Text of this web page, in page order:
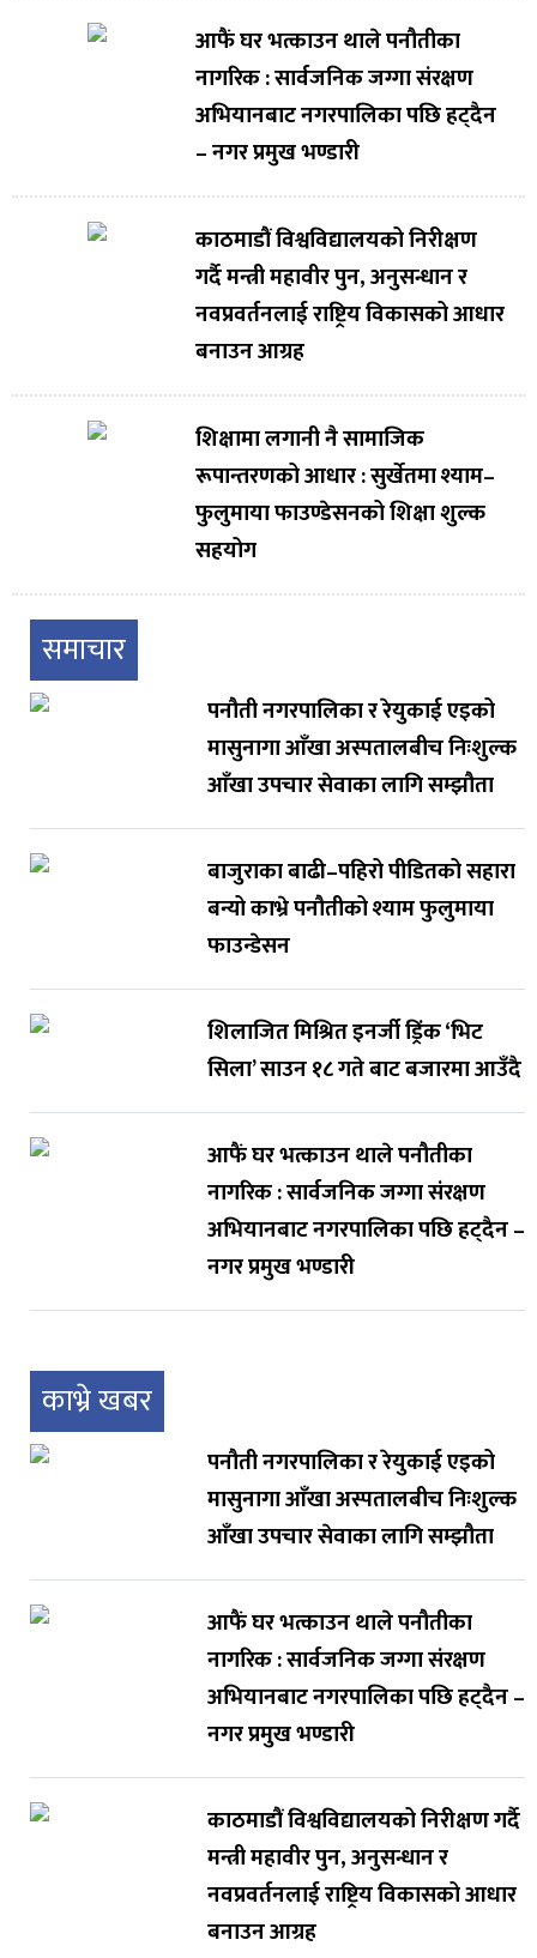
आफैं घर भत्काउन थाले पनौतीका
नागरिक : सार्वजनिक जग्गा संरक्षण
अभियानबाट नगरपालिका पछि हट्दैन
– नगर प्रमुख भण्डारी
काठमाडौं विश्वविद्यालयको निरीक्षण
गर्दै मन्त्री महावीर पुन, अनुसन्धान र
नवप्रवर्तनलाई राष्ट्रिय विकासको आधार
बनाउन आग्रह
शिक्षामा लगानी नै सामाजिक
रूपान्तरणको आधार : सुर्खेतमा श्याम–
फुलुमाया फाउण्डेसनको शिक्षा शुल्क
सहयोग
समाचार
पनौती नगरपालिका र रेयुकाई एइको
मासुनागा आँखा अस्पतालबीच निःशुल्क
आँखा उपचार सेवाका लागि सम्झौता
बाजुराका बाढी–पहिरो पीडितको सहारा
बन्यो काभ्रे पनौतीको श्याम फुलुमाया
फाउन्डेसन
शिलाजित मिश्रित इनर्जी ड्रिंक ‘भिट
सिला’ साउन १८ गते बाट बजारमा आउँदै
आफैं घर भत्काउन थाले पनौतीका
नागरिक : सार्वजनिक जग्गा संरक्षण
अभियानबाट नगरपालिका पछि हट्दैन –
नगर प्रमुख भण्डारी
काभ्रे खबर
पनौती नगरपालिका र रेयुकाई एइको
मासुनागा आँखा अस्पतालबीच निःशुल्क
आँखा उपचार सेवाका लागि सम्झौता
आफैं घर भत्काउन थाले पनौतीका
नागरिक : सार्वजनिक जग्गा संरक्षण
अभियानबाट नगरपालिका पछि हट्दैन –
नगर प्रमुख भण्डारी
काठमाडौं विश्वविद्यालयको निरीक्षण गर्दै
मन्त्री महावीर पुन, अनुसन्धान र
नवप्रवर्तनलाई राष्ट्रिय विकासको आधार
बनाउन आग्रह